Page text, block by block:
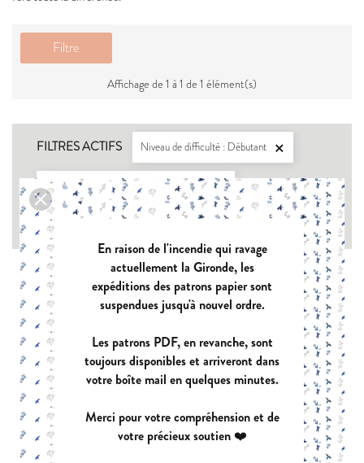
Filtre
Affichage de 1 à 1 de 1 élément(s)
FILTRES ACTIFS Niveau de difficulté : Débutant 
Type de vêtement : Chemises et blouses 
Type de tissu : Chaîne et trame sans élasthanne
En raison de l'incendie qui ravage
actuellement la Gironde, les
expéditions des patrons papier sont
suspendues jusqu'à nouvel ordre.
Les patrons PDF, en revanche, sont
toujours disponibles et arriveront dans
votre boîte mail en quelques minutes.
Merci pour votre compréhension et de
votre précieux soutien ❤️